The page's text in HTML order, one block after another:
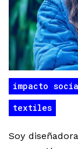
impacto
textiles
Soy